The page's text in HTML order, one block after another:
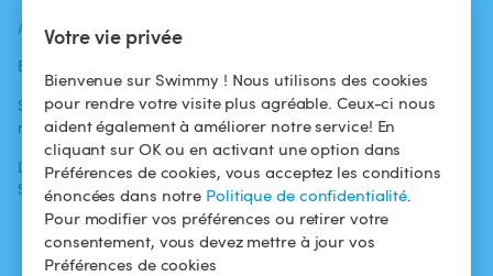
Votre vie privée
Bienvenue sur Swimmy ! Nous utilisons des cookies
pour rendre votre visite plus agréable. Ceux-ci nous
aident également à améliorer notre service! En
cliquant sur OK ou en activant une option dans
Préférences de cookies, vous acceptez les conditions
énoncées dans notre Politique de confidentialité.
Pour modifier vos préférences ou retirer votre
consentement, vous devez mettre à jour vos
Préférences de cookies
ACTUALITÉS
Blog
Swimmy dans les
médias
L'aventure
Swimmy
baigneurs
Pour les
propriétaires
Louer ma piscine
Comment ça
marche ?
Conditions
d'utilisation
Politique de
confidentialité
Mentions légales